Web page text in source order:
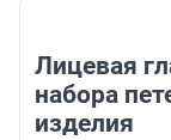
Лицевая
набора
изделия